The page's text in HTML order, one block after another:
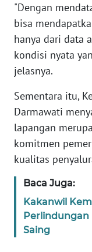
"Dengan
bisa
hanya dari data
kondisi nyata
jelasnya.
Sementara itu,
Darmawati
lapangan
komitmen
kualitas
Baca Juga:
Kakanwil
Perlindungan
Saing
KARIR
DISCLAIMER
News
Regional
WN
SUMUT
WN
WN
JABAR